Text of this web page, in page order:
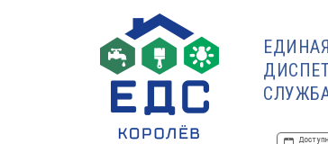
ЕДИНАЯ